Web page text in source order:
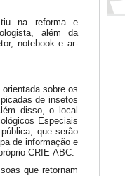
na reforma e
além da
notebook e ar-
sobre os
de insetos
disso, o local
Especiais
que serão
de informação e
CRIE-ABC.
que retornam